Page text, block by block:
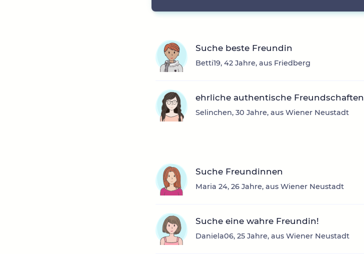
Suche beste Freundin
Betti19, 42 Jahre, aus Friedberg
ehrliche authentische Freundschaften
Selinchen, 30 Jahre, aus Wiener Neustadt
Suche Freundinnen
Maria 24, 26 Jahre, aus Wiener Neustadt
Suche eine wahre Freundin!
Daniela06, 25 Jahre, aus Wiener Neustadt